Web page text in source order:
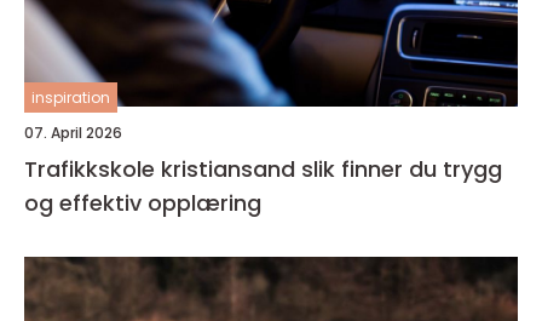
inspiration
07. April 2026
Trafikkskole kristiansand slik finner du trygg
og effektiv opplæring